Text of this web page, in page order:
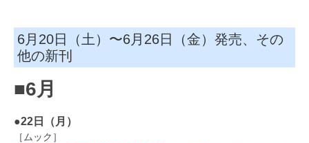
6月20日（土）〜6月26日（金）発売、その
他の新刊
■6月
●22 日（月）
［ムック］